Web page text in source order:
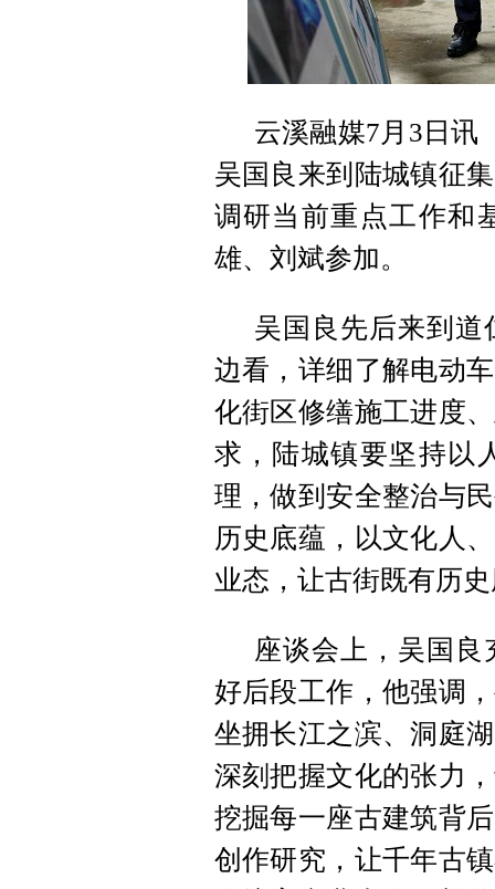
云溪融媒7月3日讯
吴国良来到陆城镇征
调研当前重点工作和
雄、刘斌参加。
吴国良先后来到
边看，详细了解电动
化街区修缮施工进度
求，陆城镇要坚持以
理，做到安全整治与
历史底蕴，以文化人
业态，让古街既有历
座谈会上，吴国
好后段工作，他强调
坐拥长江之滨、洞庭
深刻把握文化的张力
挖掘每一座古建筑背
创作研究，让千年古